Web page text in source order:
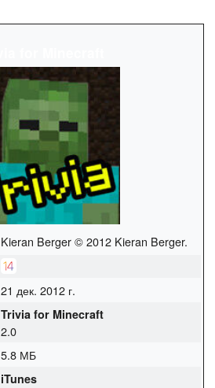
Kieran Berger © 2012 Kieran Berger.
21 дек. 2012 г.
Trivia for Minecraft
2.0
5.8 МБ
iTunes